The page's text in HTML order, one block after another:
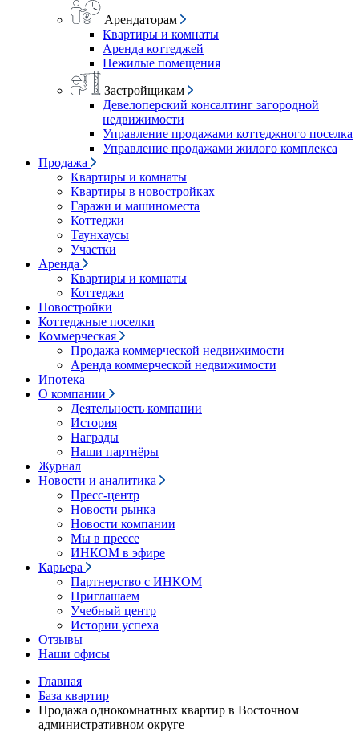
Арендаторам
Квартиры и комнаты
Аренда коттеджей
Нежилые помещения
Застройщикам
Девелоперский консалтинг загородной
недвижимости
Управление продажами коттеджного поселка
Управление продажами жилого комплекса
Продажа
Квартиры и комнаты
Квартиры в новостройках
Гаражи и машиноместа
Коттеджи
Таунхаусы
Участки
Аренда
Квартиры и комнаты
Коттеджи
Новостройки
Коттеджные поселки
Коммерческая
Продажа коммерческой недвижимости
Аренда коммерческой недвижимости
Ипотека
О компании
Деятельность компании
История
Награды
Наши партнёры
Журнал
Новости и аналитика
Пресс-центр
Новости рынка
Новости компании
Мы в прессе
ИНКОМ в эфире
Карьера
Партнерство с ИНКОМ
Приглашаем
Учебный центр
Истории успеха
Отзывы
Наши офисы
Главная
База квартир
Продажа однокомнатных квартир в Восточном
административном округе